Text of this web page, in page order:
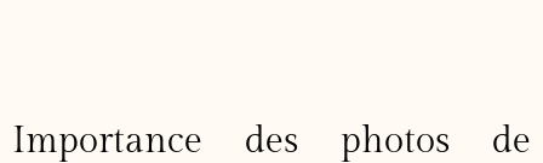
Importance des photos de